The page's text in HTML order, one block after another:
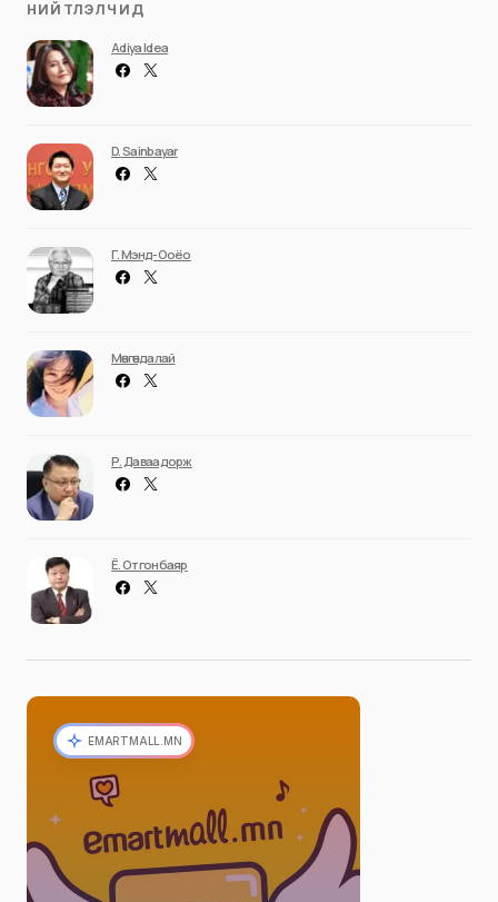
НИЙТЛЭЛЧИД
Adiya Idea
D. Sainbayar
Г. Мэнд-Ооёо
Мөнгөндалай
Р. Даваадорж
Ё. Отгонбаяр
EMARTMALL.MN